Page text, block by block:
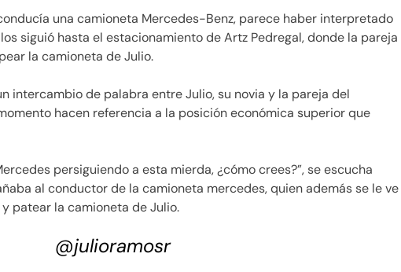
una camioneta Mercedes-Benz, parece haber interpretado
siguió hasta el estacionamiento de Artz Pedregal, donde la pareja
la camioneta de Julio.
intercambio de palabra entre Julio, su novia y la pareja del
hacen referencia a la posición económica superior que
persiguiendo a esta mierda, ¿cómo crees?”, se escucha
al conductor de la camioneta mercedes, quien además se le ve
patear la camioneta de Julio.
@julioramosr